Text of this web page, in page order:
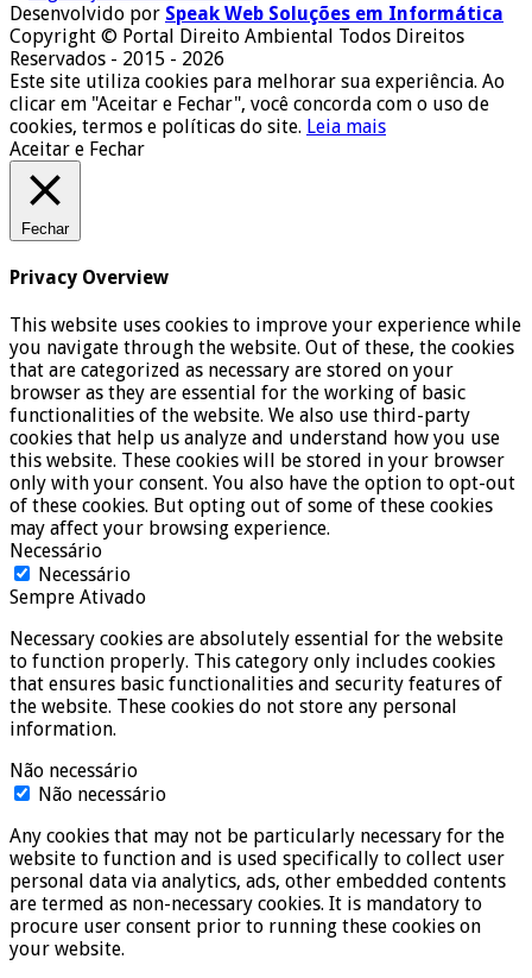
Desenvolvido por Speak Web Soluções em Informática
Copyright © Portal Direito Ambiental Todos Direitos
Reservados - 2015 - 2026
Este site utiliza cookies para melhorar sua experiência. Ao
clicar em "Aceitar e Fechar", você concorda com o uso de
cookies, termos e políticas do site. Leia mais
Aceitar e Fechar
Fechar
Privacy Overview
This website uses cookies to improve your experience while
you navigate through the website. Out of these, the cookies
that are categorized as necessary are stored on your
browser as they are essential for the working of basic
functionalities of the website. We also use third-party
cookies that help us analyze and understand how you use
this website. These cookies will be stored in your browser
only with your consent. You also have the option to opt-out
of these cookies. But opting out of some of these cookies
may affect your browsing experience.
Necessário
Necessário
Sempre Ativado
Necessary cookies are absolutely essential for the website
to function properly. This category only includes cookies
that ensures basic functionalities and security features of
the website. These cookies do not store any personal
information.
Não necessário
Não necessário
Any cookies that may not be particularly necessary for the
website to function and is used specifically to collect user
personal data via analytics, ads, other embedded contents
are termed as non-necessary cookies. It is mandatory to
procure user consent prior to running these cookies on
your website.